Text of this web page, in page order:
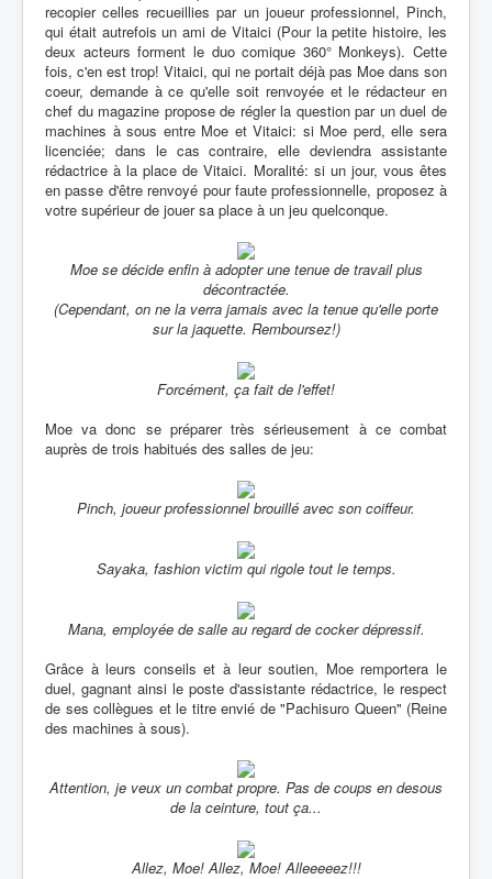
recopier celles recueillies par un joueur professionnel, Pinch,
qui était autrefois un ami de Vitaici (Pour la petite histoire, les
deux acteurs forment le duo comique 360° Monkeys). Cette
fois, c'en est trop! Vitaici, qui ne portait déjà pas Moe dans son
coeur, demande à ce qu'elle soit renvoyée et le rédacteur en
chef du magazine propose de régler la question par un duel de
machines à sous entre Moe et Vitaici: si Moe perd, elle sera
licenciée; dans le cas contraire, elle deviendra assistante
rédactrice à la place de Vitaici. Moralité: si un jour, vous êtes
en passe d'être renvoyé pour faute professionnelle, proposez à
votre supérieur de jouer sa place à un jeu quelconque.
Moe se décide enfin à adopter une tenue de travail plus
décontractée.
(Cependant, on ne la verra jamais avec la tenue qu'elle porte
sur la jaquette. Remboursez!)
Forcément, ça fait de l'effet!
Moe va donc se préparer très sérieusement à ce combat
auprès de trois habitués des salles de jeu:
Pinch, joueur professionnel brouillé avec son coiffeur.
Sayaka, fashion victim qui rigole tout le temps.
Mana, employée de salle au regard de cocker dépressif.
Grâce à leurs conseils et à leur soutien, Moe remportera le
duel, gagnant ainsi le poste d'assistante rédactrice, le respect
de ses collègues et le titre envié de "Pachisuro Queen" (Reine
des machines à sous).
Attention, je veux un combat propre. Pas de coups en desous
de la ceinture, tout ça...
Allez, Moe! Allez, Moe! Alleeeeez!!!